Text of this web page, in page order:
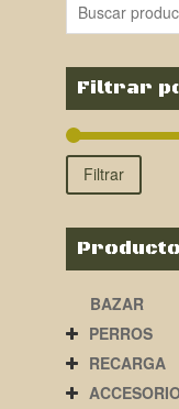
Filtrar
Filtrar
BAZAR
PERROS
RECARGA